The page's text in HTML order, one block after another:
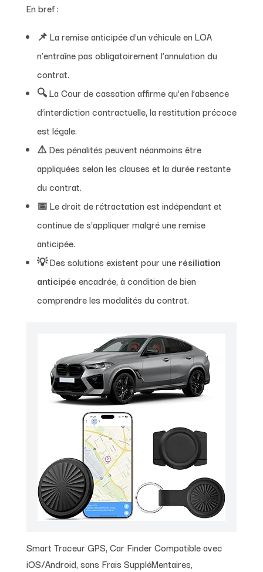
En bref :
📌 La remise anticipée d’un véhicule en LOA
n’entraîne pas obligatoirement l’annulation du
contrat.
🔍 La Cour de cassation affirme qu’en l’absence
d’interdiction contractuelle, la restitution précoce
est légale.
⚠️ Des pénalités peuvent néanmoins être
appliquées selon les clauses et la durée restante
du contrat.
📅 Le droit de rétractation est indépendant et
continue de s’appliquer malgré une remise
anticipée.
💡 Des solutions existent pour une résiliation
anticipée encadrée, à condition de bien
comprendre les modalités du contrat.
Smart Traceur GPS, Car Finder Compatible avec
iOS/Android, sans Frais SuppléMentaires,